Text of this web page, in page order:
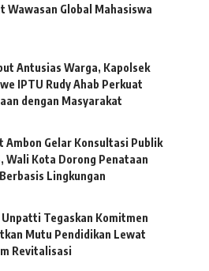
Wawasan Global Mahasiswa
Antusias Warga, Kapolsek
IPTU Rudy Ahab Perkuat
dengan Masyarakat
Ambon Gelar Konsultasi Publik
Wali Kota Dorong Penataan
Lingkungan
Tegaskan Komitmen
Mutu Pendidikan Lewat
Revitalisasi